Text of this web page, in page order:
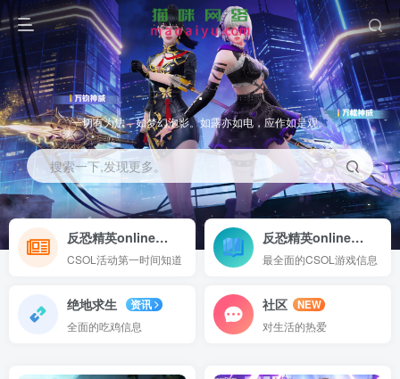
.
一切有为法，如梦幻泡影。如露亦如电，应作如是观。
搜索一下,发现更多。
反恐精英online进入
CSOL活动第一时间知道
反恐精英online资讯
最全面的CSOL游戏信息
绝地求生
资讯
全面的吃鸡信息
社区
NEW
对生活的热爱